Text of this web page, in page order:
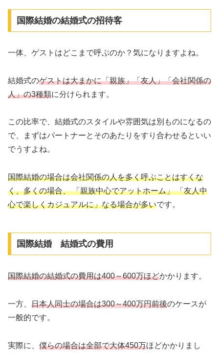
国際結婚の結婚式の招待客
一体、ゲストはどこまで呼ぶのか？気になりますよね。
結婚式のゲストは大まかに「親族」「友人」「会社関係の
人」の3種類に分けられます。
この比率で、結婚式のスタイルや雰囲気は別ものになるの
で、まずはパートナーとそのあたりをすり合わせるといい
でうすよね。
国際結婚の場合は会社関係の人を多く呼ぶことはすくな
く、多くの場合、 「親族中心でアットホーム」 「友人中
心で楽しくカジュアルに」なる場合が多いです。
国際結婚 結婚式の費用
国際結婚の結婚式の費用は400～600万ほどかかります。
一方、 日本人同士の場合は300～400万円前後のケースが
一般的です。
実際に、 僕らの場合は全部で大体450万ほどかかりまし